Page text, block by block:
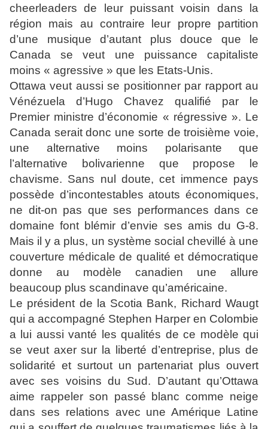
cheerleaders de leur puissant voisin dans la
région mais au contraire leur propre partition
d’une musique d’autant plus douce que le
Canada se veut une puissance capitaliste
moins « agressive » que les Etats-Unis.
Ottawa veut aussi se positionner par rapport au
Vénézuela d’Hugo Chavez qualifié par le
Premier ministre d’économie « régressive ». Le
Canada serait donc une sorte de troisième voie,
une alternative moins polarisante que
l’alternative bolivarienne que propose le
chavisme. Sans nul doute, cet immence pays
possède d’incontestables atouts économiques,
ne dit-on pas que ses performances dans ce
domaine font blémir d’envie ses amis du G-8.
Mais il y a plus, un système social chevillé à une
couverture médicale de qualité et démocratique
donne au modèle canadien une allure
beaucoup plus scandinave qu’américaine.
Le président de la Scotia Bank, Richard Waugt
qui a accompagné Stephen Harper en Colombie
a lui aussi vanté les qualités de ce modèle qui
se veut axer sur la liberté d’entreprise, plus de
solidarité et surtout un partenariat plus ouvert
avec ses voisins du Sud. D’autant qu’Ottawa
aime rappeler son passé blanc comme neige
dans ses relations avec une Amérique Latine